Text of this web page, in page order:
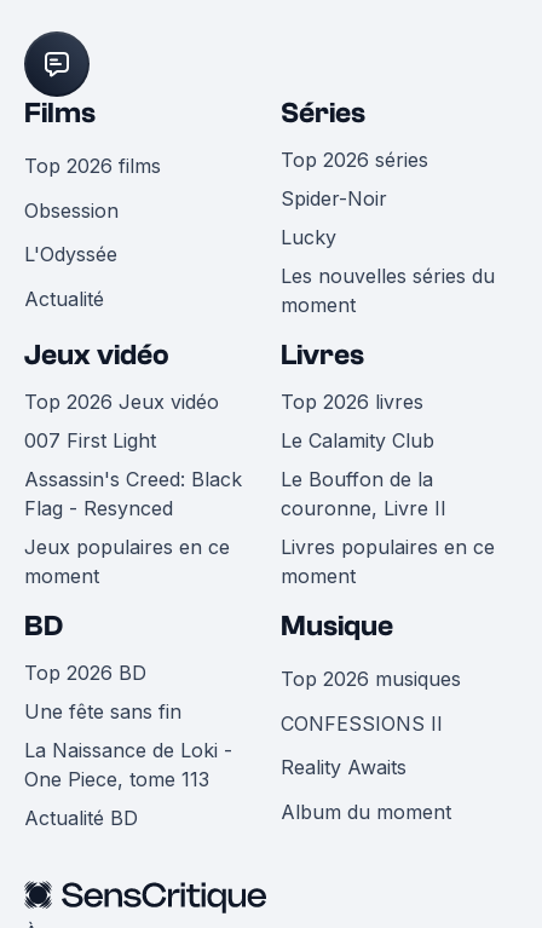
Films
Top 2026 films
Obsession
L'Odyssée
Actualité
Séries
Top 2026 séries
Spider-Noir
Lucky
Les nouvelles séries du
moment
Jeux vidéo
Top 2026 Jeux vidéo
007 First Light
Assassin's Creed: Black
Flag - Resynced
Jeux populaires en ce
moment
Livres
Top 2026 livres
Le Calamity Club
Le Bouffon de la
couronne, Livre II
Livres populaires en ce
moment
BD
Top 2026 BD
Une fête sans fin
La Naissance de Loki -
One Piece, tome 113
Actualité BD
Musique
Top 2026 musiques
CONFESSIONS II
Reality Awaits
Album du moment